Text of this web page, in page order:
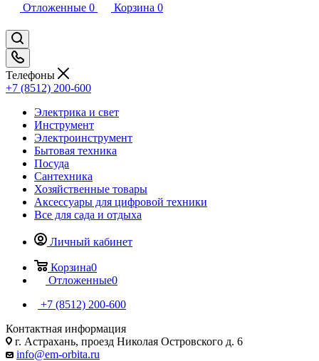
Отложенные 0 Корзина 0
Телефоны
+7 (8512) 200-600
Электрика и свет
Инструмент
Электроинструмент
Бытовая техника
Посуда
Сантехника
Хозяйственные товары
Аксессуары для цифровой техники
Все для сада и отдыха
Личный кабинет
Корзина0
Отложенные0
+7 (8512) 200-600
Контактная информация
г. Астрахань, проезд Николая Островского д. 6
info@em-orbita.ru